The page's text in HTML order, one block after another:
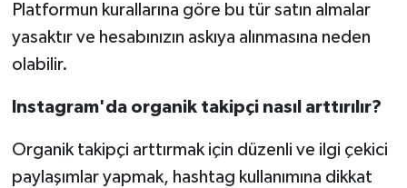
Platformun kurallarına göre bu tür satın almalar
yasaktır ve hesabınızın askıya alınmasına neden
olabilir.
Instagram'da organik takipçi nasıl arttırılır?
Organik takipçi arttırmak için düzenli ve ilgi çekici
paylaşımlar yapmak, hashtag kullanımına dikkat